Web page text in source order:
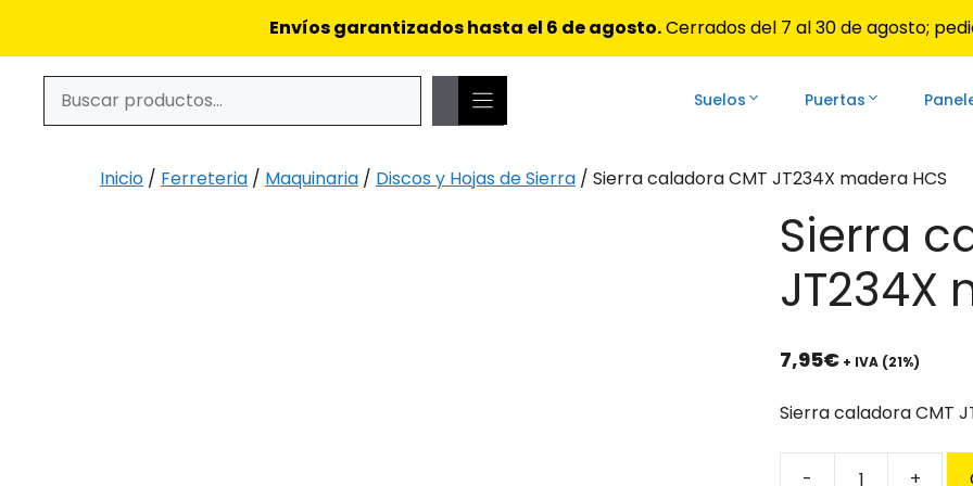
contenido
Envíos garantizados hasta el 6 de agosto.Cerrados del 7 al 30 de agosto;
Suelos Puertas
Inicio / Ferreteria / Maquinaria / Discos y Hojas de Sierra / Sierra caladora CMT JT234X madera HCS
Sierra
JT234X
7,95€ + IVA (21%)
Sierra caladora CMT